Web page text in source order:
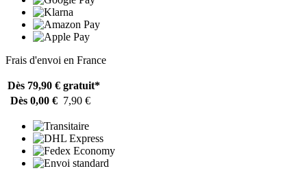
Frais d'envoi en France
Dès 79,90 € gratuit*
Dès 0,00 € 7,90 €